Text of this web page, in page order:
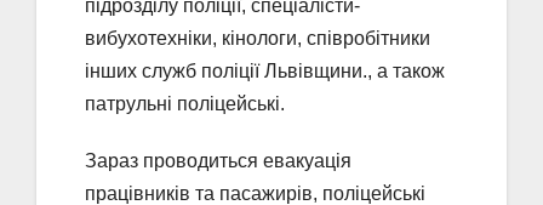
підрозділу поліції, спеціалісти-
вибухотехніки, кінологи, співробітники
інших служб поліції Львівщини., а також
патрульні поліцейські.
Зараз проводиться евакуація
працівників та пасажирів, поліцейські